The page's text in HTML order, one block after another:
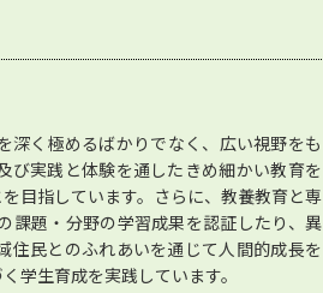
深く極めるばかりでなく、広い視野をも
び実践と体験を通したきめ細かい教育を
目指しています。さらに、教養教育と専
課題・分野の学習成果を認証したり、異
住民とのふれあいを通じて人間的成長を
学生育成を実践しています。